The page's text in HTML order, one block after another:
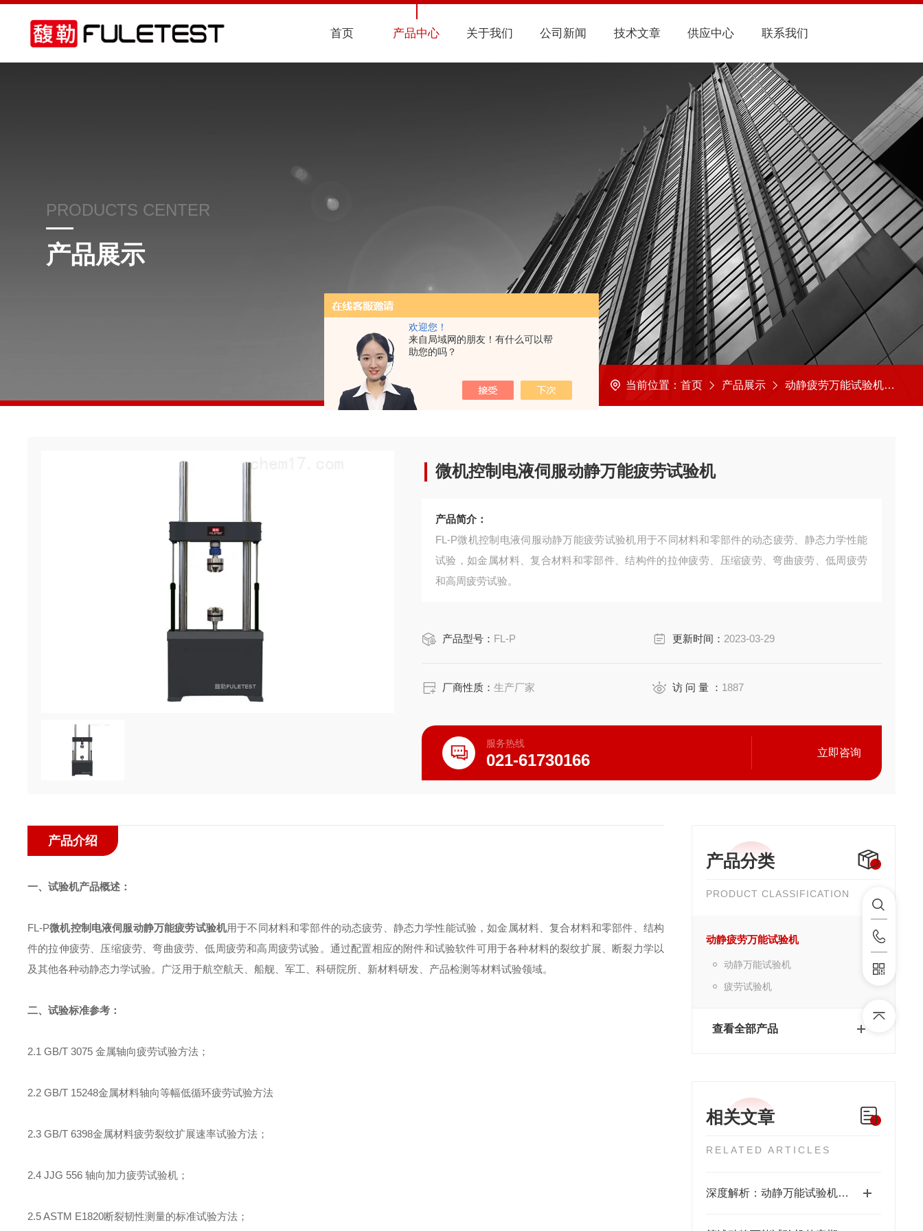
欢迎您！
来自局域网的朋友！有什么可以帮
助您的吗？
首页 产品中心 关于我们 公司新闻 技术文章 供应中心 联系我们
PRODUCTS CENTER
产品展示
当前位置： 首页 产品展示 动静疲劳万能试验机
微机控制电液伺服动静万能疲劳试验机
产品简介：
FL-P微机控制电液伺服动静万能疲劳试验机用于不同材料和零部件的动态疲劳、静态力学性能
试验，如金属材料、复合材料和零部件、结构件的拉伸疲劳、压缩疲劳、弯曲疲劳、低周疲劳
和高周疲劳试验。
产品型号： FL-P 更新时间： 2023-03-29
厂商性质：生产厂家 访 问 量 ： 1887
服务热线
021-61730166 立即咨询
产品分类
PRODUCT CLASSIFICATION
动静疲劳万能试验机
动静万能试验机
疲劳试验机
查看全部产品
相关文章
RELATED ARTICLES
深度解析：动静万能试验机的正确使用方法全攻略
产品介绍
一、试验机产品概述：
FL-P微机控制电液伺服动静万能疲劳试验机用于不同材料和零部件的动态疲劳、静态力学性能试验，如金属材料、复合材料和零部件、结构
件的拉伸疲劳、压缩疲劳、弯曲疲劳、低周疲劳和高周疲劳试验。通过配置相应的附件和试验软件可用于各种材料的裂纹扩展、断裂力学以
及其他各种动静态力学试验。广泛用于航空航天、船舰、军工、科研院所、新材料研发、产品检测等材料试验领域。
二、试验标准参考：
2.1 GB/T 3075 金属轴向疲劳试验方法；
2.2 GB/T 15248金属材料轴向等幅低循环疲劳试验方法
2.3 GB/T 6398金属材料疲劳裂纹扩展速率试验方法；
2.4 JJG 556 轴向加力疲劳试验机；
2.5 ASTM E1820断裂韧性测量的标准试验方法；